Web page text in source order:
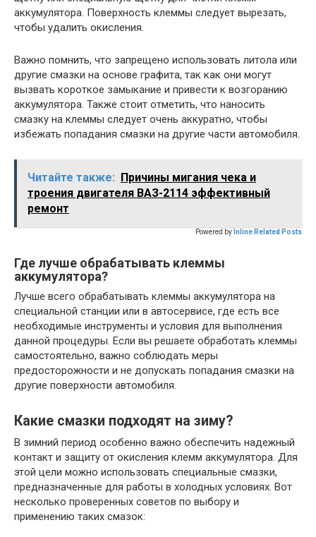
аккумулятора. Поверхность клеммы следует вырезать,
чтобы удалить окисления.
Важно помнить, что запрещено использовать литола или
другие смазки на основе графита, так как они могут
вызвать короткое замыкание и привести к возгоранию
аккумулятора. Также стоит отметить, что наносить
смазку на клеммы следует очень аккуратно, чтобы
избежать попадания смазки на другие части автомобиля.
Читайте также: Причины мигания чека и
троения двигателя ВАЗ-2114 эффективный
ремонт
Powered by Inline Related Posts
Где лучше обрабатывать клеммы
аккумулятора?
Лучше всего обрабатывать клеммы аккумулятора на
специальной станции или в автосервисе, где есть все
необходимые инструменты и условия для выполнения
данной процедуры. Если вы решаете обработать клеммы
самостоятельно, важно соблюдать меры
предосторожности и не допускать попадания смазки на
другие поверхности автомобиля.
Какие смазки подходят на зиму?
В зимний период особенно важно обеспечить надежный
контакт и защиту от окисления клемм аккумулятора. Для
этой цели можно использовать специальные смазки,
предназначенные для работы в холодных условиях. Вот
несколько проверенных советов по выбору и
применению таких смазок: